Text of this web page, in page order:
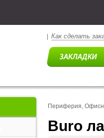
Как сделать
Периферия,
Buro